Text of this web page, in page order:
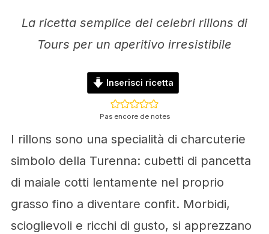
La ricetta semplice dei celebri rillons di
Tours per un aperitivo irresistibile
Inserisci ricetta
Pas encore de notes
I rillons sono una specialità di charcuterie
simbolo della Turenna: cubetti di pancetta
di maiale cotti lentamente nel proprio
grasso fino a diventare confit. Morbidi,
scioglievoli e ricchi di gusto, si apprezzano